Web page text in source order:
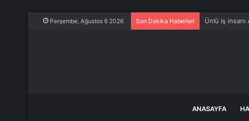
Perşembe, Ağustos 6 2026 Son Dakika Haberleri Ünlü iş insanı
ANASAYFA